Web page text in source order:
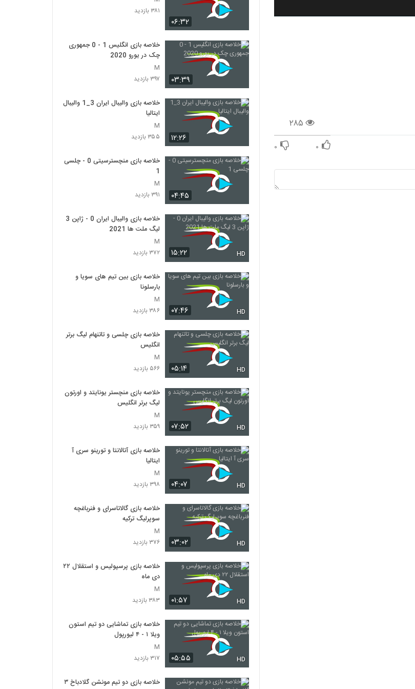
۲۸۵
۰ ۰
۰۶:۳۲
۳۸۱ بازدید
۰۳:۳۹
خلاصه بازی انگلیس 1 - 0 جمهوری
چک در یورو 2020
M
۳۹۷ بازدید
۱۲:۲۶
خلاصه بازی والیبال ایران 3_1 والیبال
ایتالیا
M
۳۵۵ بازدید
۰۴:۴۵
خلاصه بازی منچسترسیتی 0 - چلسی
1
M
۳۹۱ بازدید
۱۵:۲۲ HD
خلاصه بازی والیبال ایران 0 - ژاپن 3
لیگ ملت ها 2021
M
۳۷۲ بازدید
۰۷:۴۶ HD
خلاصه بازی بین تیم های سویا و
بارسلونا
M
۳۸۶ بازدید
۰۵:۱۴ HD
خلاصه بازی چلسی و تاتنهام لیگ برتر
انگلیس
M
۵۶۶ بازدید
۰۷:۵۲ HD
خلاصه بازی منچستر یونایتد و اورتون
لیگ برتر انگلیس
M
۳۵۹ بازدید
۰۴:۰۷ HD
خلاصه بازی آتالانتا و تورینو سری آ
ایتالیا
M
۳۹۸ بازدید
۰۳:۰۲ HD
خلاصه بازی گالاتاسرای و فنرباغچه
سوپرلیگ ترکیه
M
۳۷۶ بازدید
۰۱:۵۷ HD
خلاصه بازی پرسپولیس و استقلال ۲۲
دی ماه
M
۳۸۳ بازدید
۰۵:۵۵ HD
خلاصه بازی تماشایی دو تیم استون
ویلا ۱ - ۴ لیورپول
M
۳۱۷ بازدید
خلاصه بازی دو تیم مونشن گلادباخ ۳